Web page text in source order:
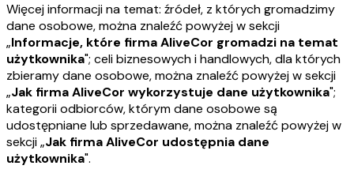
Więcej informacji na temat: źródeł, z których gromadzimy
dane osobowe, można znaleźć powyżej w sekcji
„Informacje, które firma AliveCor gromadzi na temat
użytkownika"; celi biznesowych i handlowych, dla których
zbieramy dane osobowe, można znaleźć powyżej w sekcji
„Jak firma AliveCor wykorzystuje dane użytkownika";
kategorii odbiorców, którym dane osobowe są
udostępniane lub sprzedawane, można znaleźć powyżej w
sekcji „Jak firma AliveCor udostępnia dane
użytkownika".